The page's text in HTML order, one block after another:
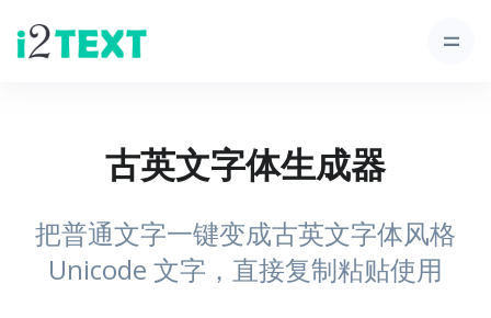
古英文字体生成器
把普通文字一键变成古英文字体风格
Unicode 文字，直接复制粘贴使用